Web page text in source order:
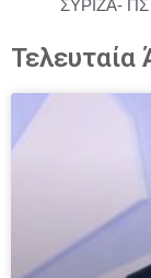
Τελευταία